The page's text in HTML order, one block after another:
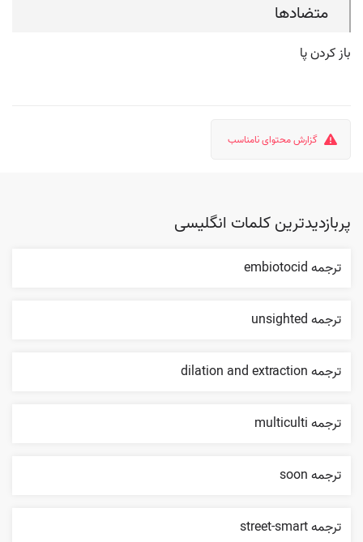
متضادها
باز کردن پا
گزارش محتوای نامناسب
پربازدیدترین کلمات انگلیسی
ترجمه embiotocid
ترجمه unsighted
ترجمه dilation and extraction
ترجمه multiculti
ترجمه soon
ترجمه street-smart